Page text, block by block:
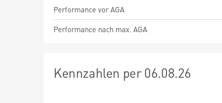
Performance vor AGA
Performance nach max. AGA
Kennzahlen per 06.08.26